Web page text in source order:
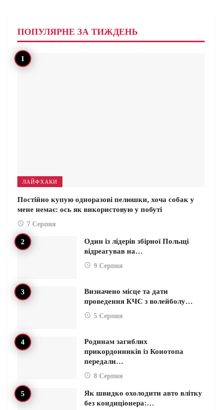
ПОПУЛЯРНЕ ЗА ТИЖДЕНЬ
ЛАЙФХАКИ
Постійно купую одноразові пелюшки, хоча собак у
мене немає: ось як використовую у побуті
7 Серпня
Один із лідерів збірної Польщі
відреагував на…
9 Серпня
Визначено місце та дати
проведення КЧС з волейболу…
5 Серпня
Родинам загиблих
прикордонників із Конотопа
передали…
8 Серпня
Як швидко охолодити авто влітку
без кондиціонера:…